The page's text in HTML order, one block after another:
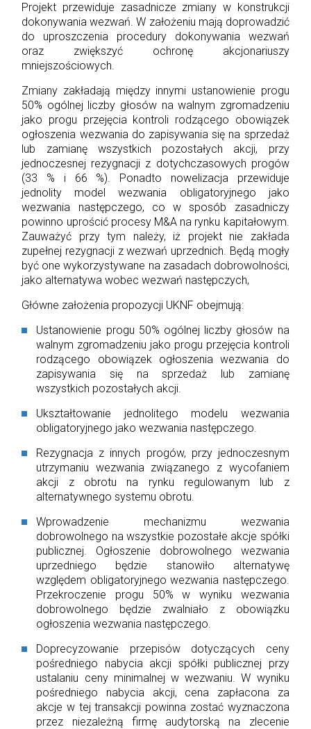
Projekt przewiduje zasadnicze zmiany w konstrukcji
dokonywania wezwań. W założeniu mają doprowadzić
do uproszczenia procedury dokonywania wezwań
oraz zwiększyć ochronę akcjonariuszy
mniejszościowych.
Zmiany zakładają między innymi ustanowienie progu
50% ogólnej liczby głosów na walnym zgromadzeniu
jako progu przejęcia kontroli rodzącego obowiązek
ogłoszenia wezwania do zapisywania się na sprzedaż
lub zamianę wszystkich pozostałych akcji, przy
jednoczesnej rezygnacji z dotychczasowych progów
(33 % i 66 %). Ponadto nowelizacja przewiduje
jednolity model wezwania obligatoryjnego jako
wezwania następczego, co w sposób zasadniczy
powinno uprościć procesy M&A na rynku kapitałowym.
Zauważyć przy tym należy, iż projekt nie zakłada
zupełnej rezygnacji z wezwań uprzednich. Będą mogły
być one wykorzystywane na zasadach dobrowolności,
jako alternatywa wobec wezwań następczych,
Główne założenia propozycji UKNF obejmują:
Ustanowienie progu 50% ogólnej liczby głosów na
walnym zgromadzeniu jako progu przejęcia kontroli
rodzącego obowiązek ogłoszenia wezwania do
zapisywania się na sprzedaż lub zamianę
wszystkich pozostałych akcji.
Ukształtowanie jednolitego modelu wezwania
obligatoryjnego jako wezwania następczego.
Rezygnacja z innych progów, przy jednoczesnym
utrzymaniu wezwania związanego z wycofaniem
akcji z obrotu na rynku regulowanym lub z
alternatywnego systemu obrotu.
Wprowadzenie mechanizmu wezwania
dobrowolnego na wszystkie pozostałe akcje spółki
publicznej. Ogłoszenie dobrowolnego wezwania
uprzedniego będzie stanowiło alternatywę
względem obligatoryjnego wezwania następczego.
Przekroczenie progu 50% w wyniku wezwania
dobrowolnego będzie zwalniało z obowiązku
ogłoszenia wezwania następczego.
Doprecyzowanie przepisów dotyczących ceny
pośredniego nabycia akcji spółki publicznej przy
ustalaniu ceny minimalnej w wezwaniu. W wyniku
pośredniego nabycia akcji, cena zapłacona za
akcje w tej transakcji powinna zostać wyznaczona
przez niezależną firmę audytorską na zlecenie